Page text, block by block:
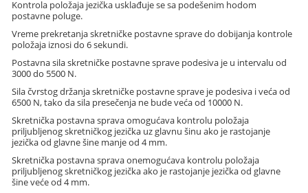
Kontrola položaja jezička usklađuje se sa podešenim hodom
postavne poluge.
Vreme prekretanja skretničke postavne sprave do dobijanja kontrole
položaja iznosi do 6 sekundi.
Postavna sila skretničke postavne sprave podesiva je u intervalu od
3000 do 5500 N.
Sila čvrstog držanja skretničke postavne sprave je podesiva i veća od
6500 N, tako da sila presečenja ne bude veća od 10000 N.
Skretnička postavna sprava omogućava kontrolu položaja
priljubljenog skretničkog jezička uz glavnu šinu ako je rastojanje
jezička od glavne šine manje od 4 mm.
Skretnička postavna sprava onemogućava kontrolu položaja
priljubljenog skretničkog jezička ako je rastojanje jezička od glavne
šine veće od 4 mm.